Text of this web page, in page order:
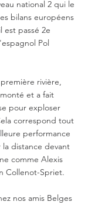
national 2 qui le
bilans européens
est passé 2e
Pol
rivière,
et a fait
pour exploser
correspond tout
performance
distance devant
comme Alexis
Collenot-Spriet.
nos amis Belges